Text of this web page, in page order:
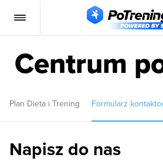
Centrum
Plan Dieta i Trening Formularz
Napisz do nas